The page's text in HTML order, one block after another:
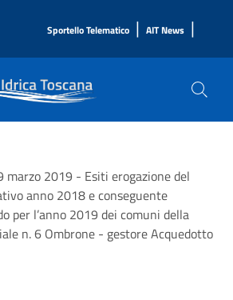
Sportello Telematico | AIT News |
marzo 2019 - Esiti erogazione del
anno 2018 e conseguente
per l’anno 2019 dei comuni della
n. 6 Ombrone - gestore Acquedotto